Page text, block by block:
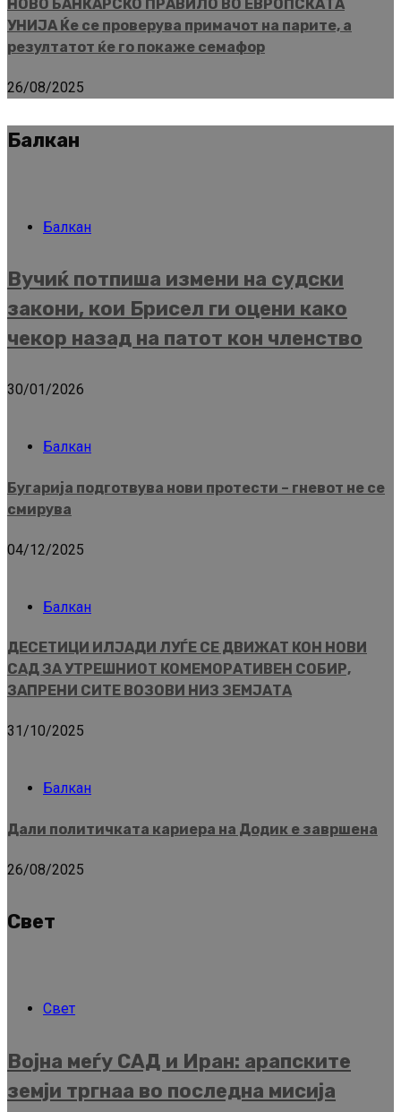
НОВО БАНКАРСКО ПРАВИЛО ВО ЕВРОПСКАТА
УНИЈА Ќе се проверува примачот на парите, а
резултатот ќе го покаже семафор
26/08/2025
Балкан
Балкан
Вучиќ потпиша измени на судски
закони, кои Брисел ги оцени како
чекор назад на патот кон членство
30/01/2026
Балкан
Бугарија подготвува нови протести – гневот не се
смирува
04/12/2025
Балкан
ДЕСЕТИЦИ ИЛЈАДИ ЛУЃЕ СЕ ДВИЖАТ КОН НОВИ
САД ЗА УТРЕШНИОТ КОМЕМОРАТИВЕН СОБИР,
ЗАПРЕНИ СИТЕ ВОЗОВИ НИЗ ЗЕМЈАТА
31/10/2025
Балкан
Дали политичката кариера на Додик е завршена
26/08/2025
Свет
Свет
Војна меѓу САД и Иран: арапските
земји тргнаа во последна мисија